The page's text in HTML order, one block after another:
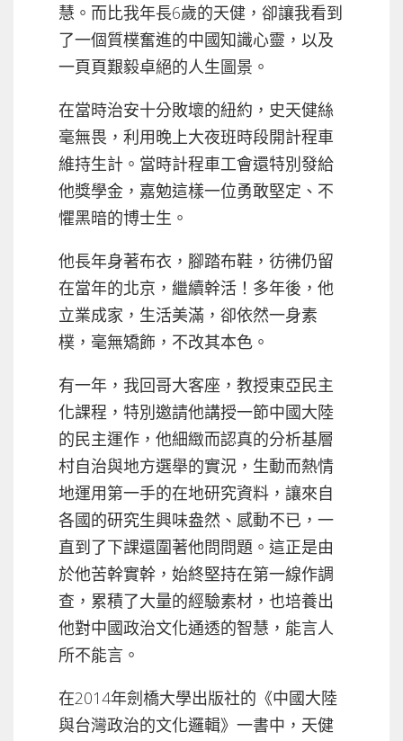
慧。而比我年長6歲的天健，卻讓我看到
了一個質樸奮進的中國知識心靈，以及
一頁頁艱毅卓絕的人生圖景。
在當時治安十分敗壞的紐約，史天健絲
毫無畏，利用晚上大夜班時段開計程車
維持生計。當時計程車工會還特別發給
他獎學金，嘉勉這樣一位勇敢堅定、不
懼黑暗的博士生。
他長年身著布衣，腳踏布鞋，彷彿仍留
在當年的北京，繼續幹活！多年後，他
立業成家，生活美滿，卻依然一身素
樸，毫無矯飾，不改其本色。
有一年，我回哥大客座，教授東亞民主
化課程，特別邀請他講授一節中國大陸
的民主運作，他細緻而認真的分析基層
村自治與地方選舉的實況，生動而熱情
地運用第一手的在地研究資料，讓來自
各國的研究生興味盎然、感動不已，一
直到了下課還圍著他問問題。這正是由
於他苦幹實幹，始終堅持在第一線作調
查，累積了大量的經驗素材，也培養出
他對中國政治文化通透的智慧，能言人
所不能言。
在2014年劍橋大學出版社的《中國大陸
與台灣政治的文化邏輯》一書中，天健